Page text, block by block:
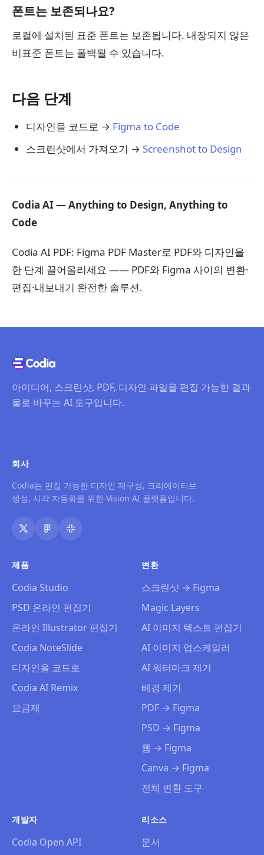
폰트는 보존되나요?
로컬에 설치된 표준 폰트는 보존됩니다. 내장되지 않은
비표준 폰트는 폴백될 수 있습니다.
다음 단계
디자인을 코드로 → Figma to Code
스크린샷에서 가져오기 → Screenshot to Design
Codia AI — Anything to Design, Anything to
Code
Codia AI PDF: Figma PDF Master로 PDF와 디자인을
한 단계 끌어올리세요 —— PDF와 Figma 사이의 변환·
편집·내보내기 완전한 솔루션.
아이디어, 스크린샷, PDF, 디자인 파일을 편집 가능한 결과
물로 바꾸는 AI 도구입니다.
회사
Codia는 편집 가능한 디자인 재구성, 크리에이티브
생성, 시각 자동화를 위한 Vision AI 플랫폼입니다.
제품
Codia Studio
PSD 온라인 편집기
온라인 Illustrator 편집기
Codia NoteSlide
디자인을 코드로
Codia AI Remix
요금제
변환
스크린샷 → Figma
Magic Layers
AI 이미지 텍스트 편집기
AI 이미지 업스케일러
AI 워터마크 제거
배경 제거
PDF → Figma
PSD → Figma
웹 → Figma
Canva → Figma
전체 변환 도구
개발자
Codia Open API
리소스
문서